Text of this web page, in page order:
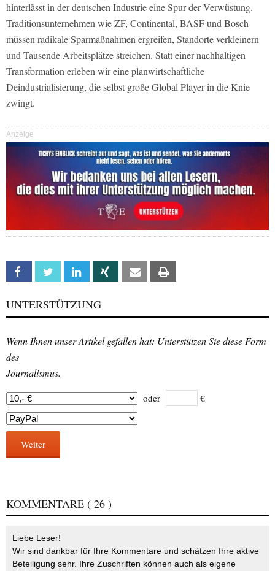
hinterlässt in der deutschen Industrie eine Spur der Verwüstung.
Traditionsunternehmen wie ZF, Continental, BASF und Bosch
müssen radikale Sparmaßnahmen ergreifen, Standorte verkleinern
und Tausende Arbeitsplätze streichen. Statt einer nachhaltigen
Transformation erleben wir eine planwirtschaftliche
Deindustrialisierung, die selbst große Global Player in die Knie
zwingt.
Anzeige
Facebook Twitter Linkedin Xing Email
UNTERSTÜTZUNG
Wenn Ihnen unser Artikel gefallen hat: Unterstützen Sie diese Form
des
Journalismus.
oder €
Weiter
KOMMENTARE ( 26 )
Liebe Leser!
Wir sind dankbar für Ihre Kommentare und schätzen Ihre aktive
Beteiligung sehr. Ihre Zuschriften können auch als eigene